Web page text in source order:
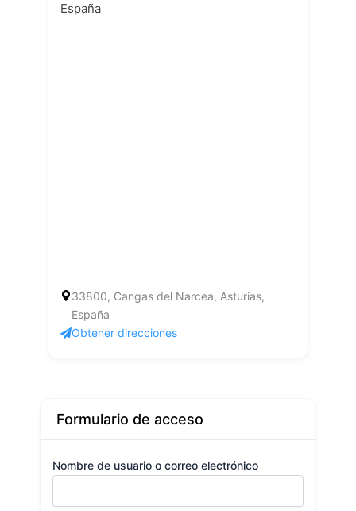
España
33800, Cangas del Narcea, Asturias,
España
Obtener direcciones
Formulario de acceso
Nombre de usuario o correo electrónico